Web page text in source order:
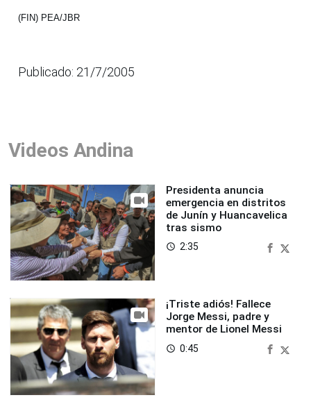
(FIN) PEA/JBR
Publicado: 21/7/2005
Videos Andina
Presidenta anuncia
emergencia en distritos
de Junín y Huancavelica
tras sismo
access_time 2:35
¡Triste adiós! Fallece
Jorge Messi, padre y
mentor de Lionel Messi
access_time 0:45